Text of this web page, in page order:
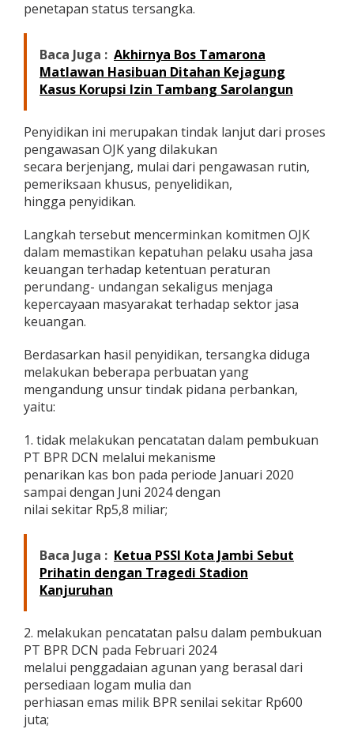
penetapan status tersangka.
Baca Juga : Akhirnya Bos Tamarona
Matlawan Hasibuan Ditahan Kejagung
Kasus Korupsi Izin Tambang Sarolangun
Penyidikan ini merupakan tindak lanjut dari proses
pengawasan OJK yang dilakukan
secara berjenjang, mulai dari pengawasan rutin,
pemeriksaan khusus, penyelidikan,
hingga penyidikan.
Langkah tersebut mencerminkan komitmen OJK
dalam memastikan kepatuhan pelaku usaha jasa
keuangan terhadap ketentuan peraturan
perundang- undangan sekaligus menjaga
kepercayaan masyarakat terhadap sektor jasa
keuangan.
Berdasarkan hasil penyidikan, tersangka diduga
melakukan beberapa perbuatan yang
mengandung unsur tindak pidana perbankan,
yaitu:
1. tidak melakukan pencatatan dalam pembukuan
PT BPR DCN melalui mekanisme
penarikan kas bon pada periode Januari 2020
sampai dengan Juni 2024 dengan
nilai sekitar Rp5,8 miliar;
Baca Juga : Ketua PSSI Kota Jambi Sebut
Prihatin dengan Tragedi Stadion
Kanjuruhan
2. melakukan pencatatan palsu dalam pembukuan
PT BPR DCN pada Februari 2024
melalui penggadaian agunan yang berasal dari
persediaan logam mulia dan
perhiasan emas milik BPR senilai sekitar Rp600
juta;